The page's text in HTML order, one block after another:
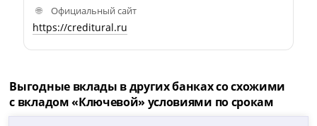
Официальный сайт
https://creditural.ru
Выгодные вклады в других банках со схожими
с вкладом «Ключевой» условиями по срокам